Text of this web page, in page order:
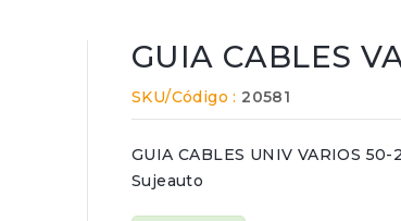
GUIA CABLES
SKU/Código : 20581
GUIA CABLES UNIV VARIOS
Sujeauto